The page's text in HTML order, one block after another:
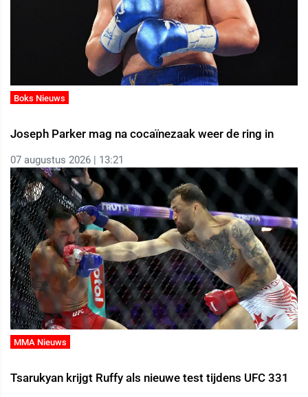
Boks Nieuws
Joseph Parker mag na cocaïnezaak weer de ring in
07 augustus 2026 | 13:21
MMA Nieuws
Tsarukyan krijgt Ruffy als nieuwe test tijdens UFC 331